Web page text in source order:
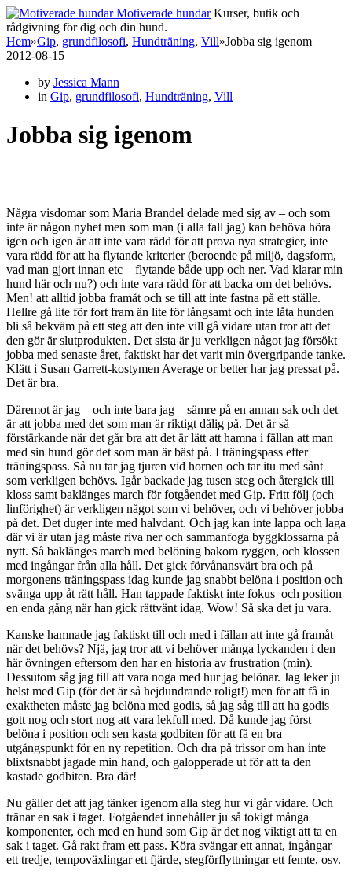
Motiverade hundar Kurser, butik och
rådgivning för dig och din hund.
Hem»Gip, grundfilosofi, Hundträning, Vill»Jobba sig igenom
2012-08-15
by Jessica Mann
in Gip, grundfilosofi, Hundträning, Vill
Jobba sig igenom
Några visdomar som Maria Brandel delade med sig av – och som
inte är någon nyhet men som man (i alla fall jag) kan behöva höra
igen och igen är att inte vara rädd för att prova nya strategier, inte
vara rädd för att ha flytande kriterier (beroende på miljö, dagsform,
vad man gjort innan etc – flytande både upp och ner. Vad klarar min
hund här och nu?) och inte vara rädd för att backa om det behövs.
Men! att alltid jobba framåt och se till att inte fastna på ett ställe.
Hellre gå lite för fort fram än lite för långsamt och inte låta hunden
bli så bekväm på ett steg att den inte vill gå vidare utan tror att det
den gör är slutprodukten. Det sista är ju verkligen något jag försökt
jobba med senaste året, faktiskt har det varit min övergripande tanke.
Klätt i Susan Garrett-kostymen Average or better har jag pressat på.
Det är bra.
Däremot är jag – och inte bara jag – sämre på en annan sak och det
är att jobba med det som man är riktigt dålig på. Det är så
förstärkande när det går bra att det är lätt att hamna i fällan att man
med sin hund gör det som man är bäst på. I träningspass efter
träningspass. Så nu tar jag tjuren vid hornen och tar itu med sånt
som verkligen behövs. Igår backade jag tusen steg och återgick till
kloss samt baklänges march för fotgåendet med Gip. Fritt följ (och
linförighet) är verkligen något som vi behöver, och vi behöver jobba
på det. Det duger inte med halvdant. Och jag kan inte lappa och laga
där vi är utan jag måste riva ner och sammanfoga byggklossarna på
nytt. Så baklänges march med belöning bakom ryggen, och klossen
med ingångar från alla håll. Det gick förvånansvärt bra och på
morgonens träningspass idag kunde jag snabbt belöna i position och
svänga upp åt rätt håll. Han tappade faktiskt inte fokus och position
en enda gång när han gick rättvänt idag. Wow! Så ska det ju vara.
Kanske hamnade jag faktiskt till och med i fällan att inte gå framåt
när det behövs? Njä, jag tror att vi behöver många lyckanden i den
här övningen eftersom den har en historia av frustration (min).
Dessutom såg jag till att vara noga med hur jag belönar. Jag leker ju
helst med Gip (för det är så hejdundrande roligt!) men för att få in
exaktheten måste jag belöna med godis, så jag såg till att ha godis
gott nog och stort nog att vara lekfull med. Då kunde jag först
belöna i position och sen kasta godbiten för att få en bra
utgångspunkt för en ny repetition. Och dra på trissor om han inte
blixtsnabbt jagade min hand, och galopperade ut för att ta den
kastade godbiten. Bra där!
Nu gäller det att jag tänker igenom alla steg hur vi går vidare. Och
tränar en sak i taget. Fotgåendet innehåller ju så tokigt många
komponenter, och med en hund som Gip är det nog viktigt att ta en
sak i taget. Gå rakt fram ett pass. Köra svängar ett annat, ingångar
ett tredje, tempoväxlingar ett fjärde, stegförflyttningar ett femte, osv.